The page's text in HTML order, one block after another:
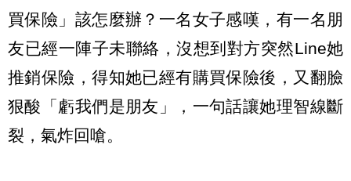
買保險」該怎麼辦？一名女子感嘆，有一名朋
友已經一陣子未聯絡，沒想到對方突然Line她
推銷保險，得知她已經有購買保險後，又翻臉
狠酸「虧我們是朋友」，一句話讓她理智線斷
裂，氣炸回嗆。